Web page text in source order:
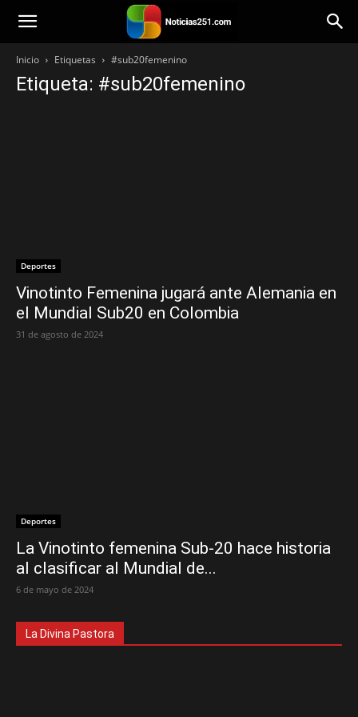
Noticias251
Inicio Etiquetas #sub20femenino
Etiqueta: #sub20femenino
Deportes
Vinotinto Femenina jugará ante Alemania en
el Mundial Sub20 en Colombia
31 de agosto de 2024
Deportes
La Vinotinto femenina Sub-20 hace historia
al clasificar al Mundial de...
6 de mayo de 2024
La Divina Pastora